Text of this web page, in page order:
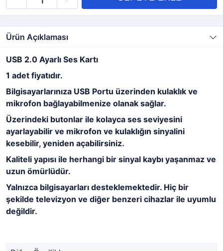
Ürün Açıklaması
USB 2.0 Ayarlı Ses Kartı
1 adet fiyatıdır.
Bilgisayarlarınıza USB Portu üzerinden kulaklık ve
mikrofon bağlayabilmenize olanak sağlar.
Üzerindeki butonlar ile kolayca ses seviyesini
ayarlayabilir ve mikrofon ve kulaklığın sinyalini
kesebilir, yeniden açabilirsiniz.
Kaliteli yapısı ile herhangi bir sinyal kaybı yaşanmaz ve
uzun ömürlüdür.
Yalnızca bilgisayarları desteklemektedir. Hiç bir
şekilde televizyon ve diğer benzeri cihazlar ile uyumlu
değildir.